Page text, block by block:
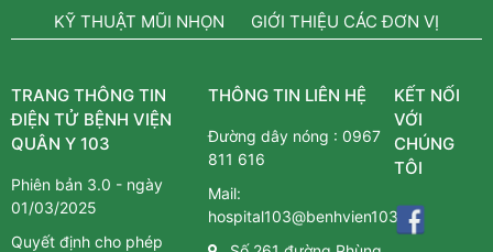
KỸ THUẬT MŨI NHỌN
GIỚI THIỆU CÁC ĐƠN VỊ
TRANG THÔNG TIN
ĐIỆN TỬ BỆNH VIỆN
QUÂN Y 103
Phiên bản 3.0 - ngày
01/03/2025
Quyết định cho phép
THÔNG TIN LIÊN HỆ
Đường dây nóng :0967
811 616
Mail:
hospital103@benhvien103.vn
KẾT NỐI
VỚI
CHÚNG
TÔI